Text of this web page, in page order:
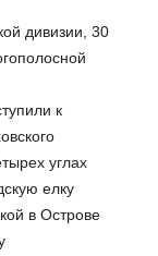
дивизии, 30
к
углах
елку
в Острове